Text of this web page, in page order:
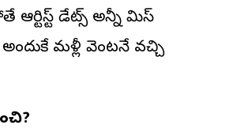
డేట్స్ అన్నీ మిస్
మళ్లీ వెంటనే వచ్చి